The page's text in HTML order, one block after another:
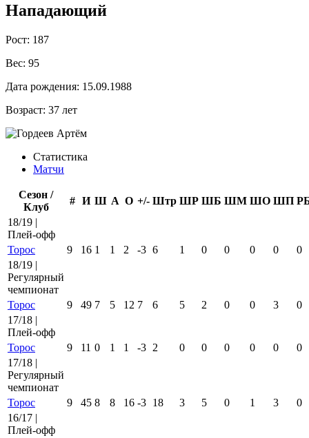
Нападающий
Рост: 187
Вес: 95
Дата рождения: 15.09.1988
Возраст: 37 лет
Статистика
Матчи
Сезон /
Клуб
# И Ш А О +/- Штр ШР ШБ ШМ ШО ШП
18/19 |
Плей-офф
Торос
9 16 1 1 2 -3 6 1 0 0 0 0
0
18/19 |
Регулярный
чемпионат
Торос
9 49 7 5 12 7 6 5 2 0 0 3
0
17/18 |
Плей-офф
Торос
9 11 0 1 1 -3 2 0 0 0 0 0
0
17/18 |
Регулярный
чемпионат
Торос
9 45 8 8 16 -3 18 3 5 0 1 3
0
16/17 |
Плей-офф